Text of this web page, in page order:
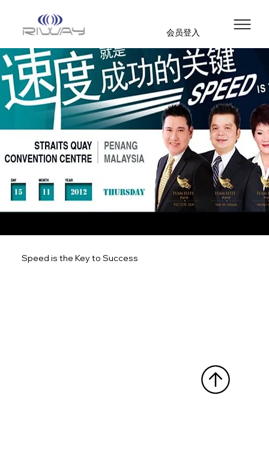
会员登入
Speed is the Key to Success